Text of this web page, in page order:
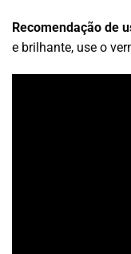
Recomendação de
e brilhante, use o